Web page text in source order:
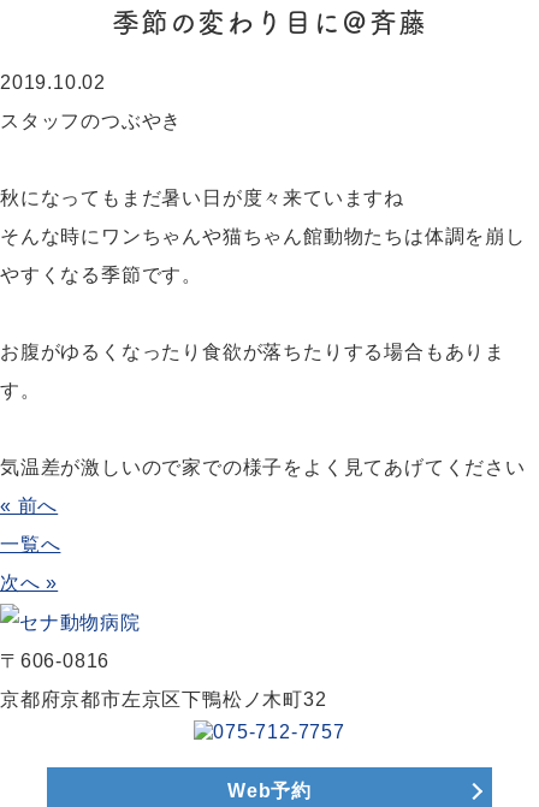
季節の変わり目に＠斉藤
2019.10.02
スタッフのつぶやき
秋になってもまだ暑い日が度々来ていますね
そんな時にワンちゃんや猫ちゃん館動物たちは体調を崩し
やすくなる季節です。
お腹がゆるくなったり食欲が落ちたりする場合もありま
す。
気温差が激しいので家での様子をよく見てあげてください
« 前へ
一覧へ
次へ »
〒606-0816
京都府京都市左京区下鴨松ノ木町32
Web予約